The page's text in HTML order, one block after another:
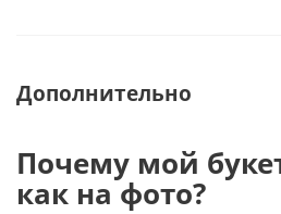
Дополнительно
Почему мой
как на фото?